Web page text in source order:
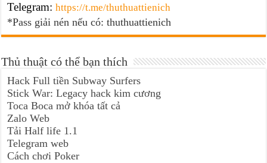
Telegram: https://t.me/thuthuattienich
*Pass giải nén nếu có: thuthuattienich
Thủ thuật có thể bạn thích
Hack Full tiền Subway Surfers
Stick War: Legacy hack kim cương
Toca Boca mở khóa tất cả
Zalo Web
Tải Half life 1.1
Telegram web
Cách chơi Poker